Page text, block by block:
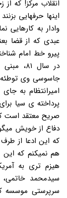
انقلاب مرکز! که
اینها حرفهایی
وادار به کارهایی
عبدی که از قضا
پیرو خط امام
در سال
جاسوسی وی
امیرانتظام به
پرداخته ی سیا
صریح معتقد است
دفاع از خویش
که این ادعا از
هم نمیکنم که این
هیزم تری به
سیدمحمد
سرپرستی موسسه